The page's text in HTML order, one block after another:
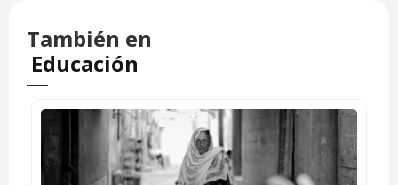
También en
Educación